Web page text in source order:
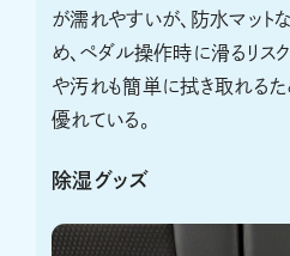
が濡れやすいが、防水マット
め、ペダル操作時に滑るリス
や汚れも簡単に拭き取れるた
優れている。
除湿グッズ